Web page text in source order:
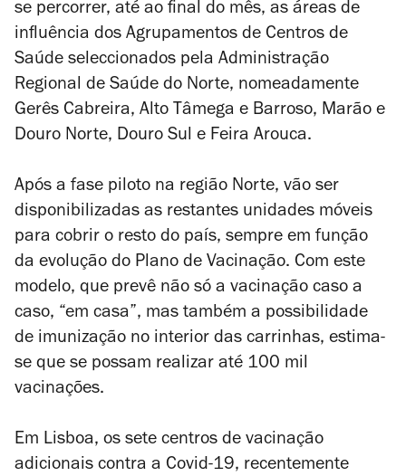
se percorrer, até ao final do mês, as áreas de
influência dos Agrupamentos de Centros de
Saúde seleccionados pela Administração
Regional de Saúde do Norte, nomeadamente
Gerês Cabreira, Alto Tâmega e Barroso, Marão e
Douro Norte, Douro Sul e Feira Arouca.
Após a fase piloto na região Norte, vão ser
disponibilizadas as restantes unidades móveis
para cobrir o resto do país, sempre em função
da evolução do Plano de Vacinação. Com este
modelo, que prevê não só a vacinação caso a
caso, “em casa”, mas também a possibilidade
de imunização no interior das carrinhas, estima-
se que se possam realizar até 100 mil
vacinações.
Em Lisboa, os sete centros de vacinação
adicionais contra a Covid-19, recentemente